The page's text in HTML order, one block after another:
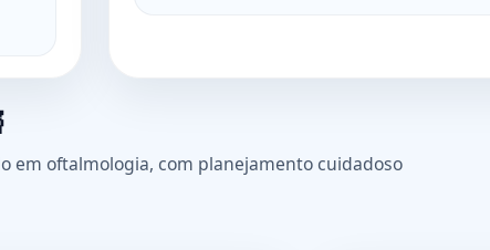
em oftalmologia, com planejamento cuidadoso